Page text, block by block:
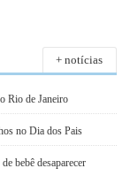
+ notícias
Rio de Janeiro
no Dia dos Pais
bebê desaparecer